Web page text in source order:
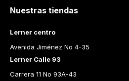
Nuestras tiendas
Lerner centro
Avenida Jiménez No 4-35
Lerner Calle 93
Carrera 11 No 93A-43